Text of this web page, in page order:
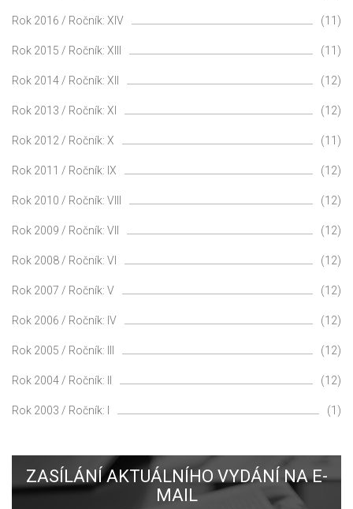
Rok 2016 / Ročník: XIV (11)
Rok 2015 / Ročník: XIII (11)
Rok 2014 / Ročník: XII (12)
Rok 2013 / Ročník: XI (12)
Rok 2012 / Ročník: X (11)
Rok 2011 / Ročník: IX (12)
Rok 2010 / Ročník: VIII (12)
Rok 2009 / Ročník: VII (12)
Rok 2008 / Ročník: VI (12)
Rok 2007 / Ročník: V (12)
Rok 2006 / Ročník: IV (12)
Rok 2005 / Ročník: III (12)
Rok 2004 / Ročník: II (12)
Rok 2003 / Ročník: I (1)
ZASÍLÁNÍ AKTUÁLNÍHO VYDÁNÍ NA E-
MAIL